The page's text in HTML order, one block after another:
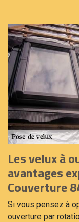
Les velux à
avantages
Couverture
Si vous pensez à
ouverture par